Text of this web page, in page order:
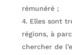
rémunéré ;
Elles sont
régions, à
chercher de